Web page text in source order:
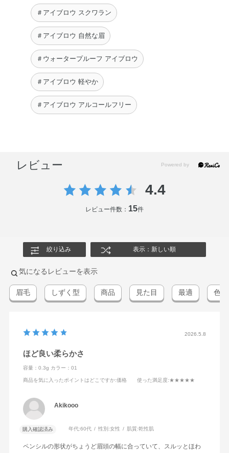
＃アイブロウ スクワラン
＃アイブロウ 自然な眉
＃ウォータープルーフ アイブロウ
＃アイブロウ 軽やか
＃アイブロウ アルコールフリー
レビュー
4.4
レビュー件数： 15件
絞り込み 表示：新しい順
気になるレビューを表示
眉毛 しずく型 商品 見た目 最適 色味
2026.5.8
ほど良い柔らかさ
容量：0.3g カラー：01
商品を気に入ったポイントはどこですか:価格 使った満足度:★★★★★
Akikooo
購入確認済み 年代:60代 性別:女性 肌質:乾性肌
ペンシルの形状がちょうど眉頭の幅に合っていて、スルッとほわ